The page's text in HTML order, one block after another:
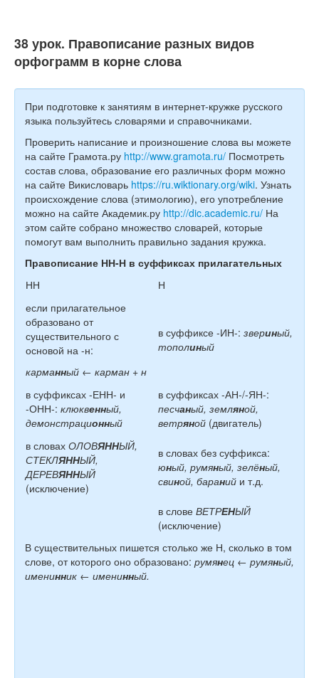
38 урок. Правописание разных видов
орфограмм в корне слова
При подготовке к занятиям в интернет-кружке русского
языка пользуйтесь словарями и справочниками.
Проверить написание и произношение слова вы можете
на сайте Грамота.ру http://www.gramota.ru/ Посмотреть
состав слова, образование его различных форм можно
на сайте Викисловарь https://ru.wiktionary.org/wiki. Узнать
происхождение слова (этимологию), его употребление
можно на сайте Академик.ру http://dic.academic.ru/ На
этом сайте собрано множество словарей, которые
помогут вам выполнить правильно задания кружка.
Правописание НН-Н в суффиксах прилагательных
НН
Н
если прилагательное
образовано от
существительного с
основой на -н:
карманный ← карман + н
в суффиксе -ИН-: звериный,
тополиный
в суффиксах -ЕНН- и
-ОНН-: клюквенный,
демонстрационный
в суффиксах -АН-/-ЯН-:
песчаный, земляной,
ветряной (двигатель)
в словах ОЛОВЯННЫЙ,
СТЕКЛЯННЫЙ,
ДЕРЕВЯННЫЙ
(исключение)
в словах без суффикса:
юный, румяный, зелёный,
свиной, бараний и т.д.
в слове ВЕТРЕНЫЙ
(исключение)
В существительных пишется столько же Н, сколько в том
слове, от которого оно образовано: румянец ← румяный,
именинник ← именинный.